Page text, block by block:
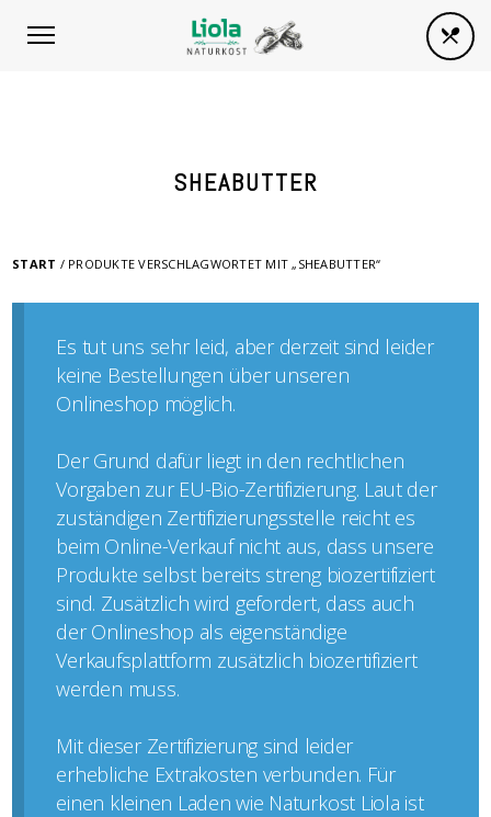
SHEABUTTER
START / PRODUKTE VERSCHLAGWORTET MIT „SHEABUTTER“
Es tut uns sehr leid, aber derzeit sind leider
keine Bestellungen über unseren
Onlineshop möglich.
Der Grund dafür liegt in den rechtlichen
Vorgaben zur EU-Bio-Zertifizierung. Laut der
zuständigen Zertifizierungsstelle reicht es
beim Online-Verkauf nicht aus, dass unsere
Produkte selbst bereits streng biozertifiziert
sind. Zusätzlich wird gefordert, dass auch
der Onlineshop als eigenständige
Verkaufsplattform zusätzlich biozertifiziert
werden muss.
Mit dieser Zertifizierung sind leider
erhebliche Extrakosten verbunden. Für
einen kleinen Laden wie Naturkost Liola ist